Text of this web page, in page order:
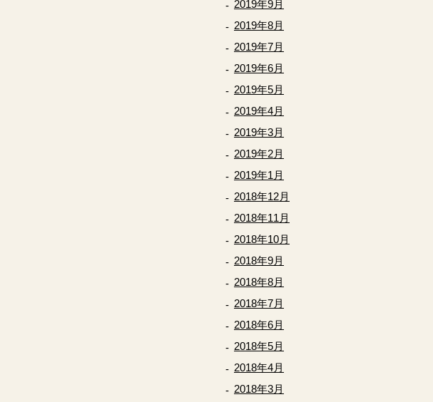
2019年9月
2019年8月
2019年7月
2019年6月
2019年5月
2019年4月
2019年3月
2019年2月
2019年1月
2018年12月
2018年11月
2018年10月
2018年9月
2018年8月
2018年7月
2018年6月
2018年5月
2018年4月
2018年3月